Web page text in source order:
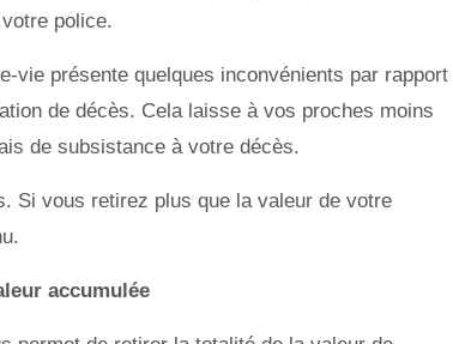
police.
vie présente quelques inconvénients par rapport
de décès. Cela laisse à vos proches moins
de subsistance à votre décès.
Si vous retirez plus que la valeur de votre
accumulée